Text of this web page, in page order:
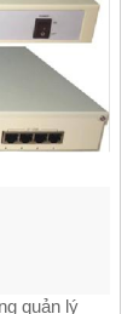
quản lý